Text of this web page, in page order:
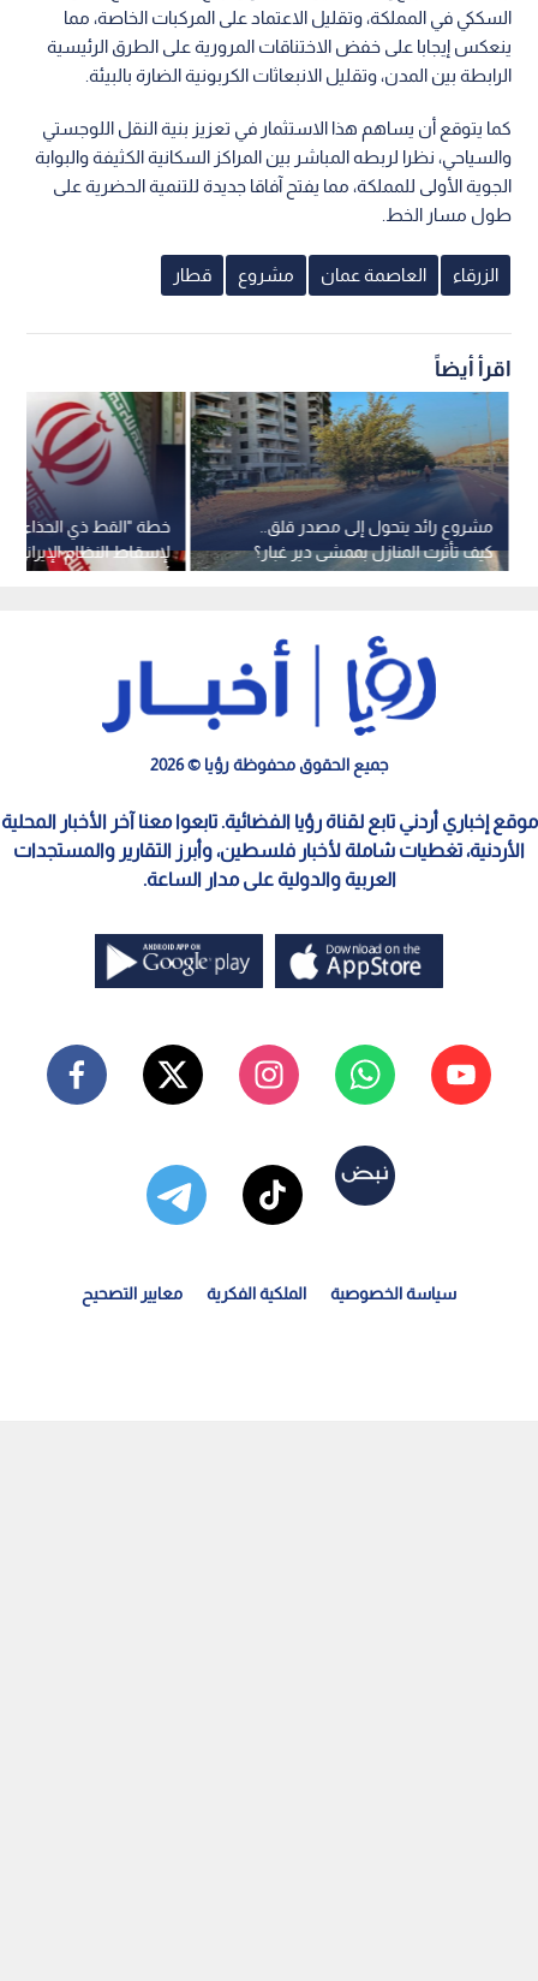
السككي في المملكة، وتقليل الاعتماد على المركبات الخاصة، مما
ينعكس إيجابا على خفض الاختناقات المرورية على الطرق الرئيسية
الرابطة بين المدن، وتقليل الانبعاثات الكربونية الضارة بالبيئة.
كما يتوقع أن يساهم هذا الاستثمار في تعزيز بنية النقل اللوجستي
والسياحي، نظرا لربطه المباشر بين المراكز السكانية الكثيفة والبوابة
الجوية الأولى للمملكة، مما يفتح آفاقا جديدة للتنمية الحضرية على
طول مسار الخط.
الزرقاء العاصمة عمان مشروع قطار
اقرأ أيضاً
خطة "القط ذي
لإسقاط النظام الإيراني
أحمدي نجاد
مشروع رائد يتحول إلى مصدر قلق..
كيف تأثرت المنازل بممشى دير غبار؟
جميع الحقوق محفوظة رؤيا © 2026
موقع إخباري أردني تابع لقناة رؤيا الفضائية. تابعوا معنا آخر الأخبار المحلية
الأردنية، تغطيات شاملة لأخبار فلسطين، وأبرز التقارير والمستجدات
العربية والدولية على مدار الساعة.
سياسة الخصوصية الملكية الفكرية معايير التصحيح